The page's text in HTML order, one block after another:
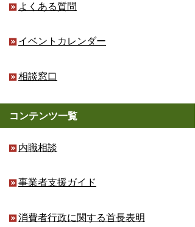
よくある質問
イベントカレンダー
相談窓口
コンテンツ一覧
内職相談
事業者支援ガイド
消費者行政に関する首長表明